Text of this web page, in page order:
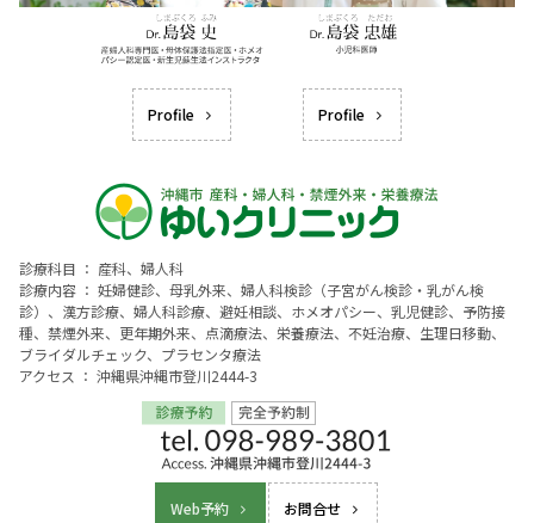
Profile Profile
診療科目 ： 産科、婦人科
診療内容 ： 妊婦健診、母乳外来、婦人科検診（子宮がん検診・乳がん検
診）、漢方診療、婦人科診療、避妊相談、ホメオパシー、乳児健診、予防接
種、禁煙外来、更年期外来、点滴療法、栄養療法、不妊治療、生理日移動、
ブライダルチェック、プラセンタ療法
アクセス ： 沖縄県沖縄市登川2444-3
Web予約 お問合せ